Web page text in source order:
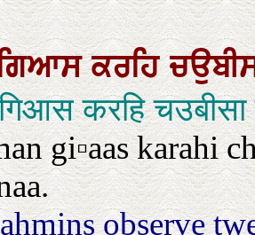
ਕਰਹਿ
करहि चउबीसा
gi▫aas karahi
observe